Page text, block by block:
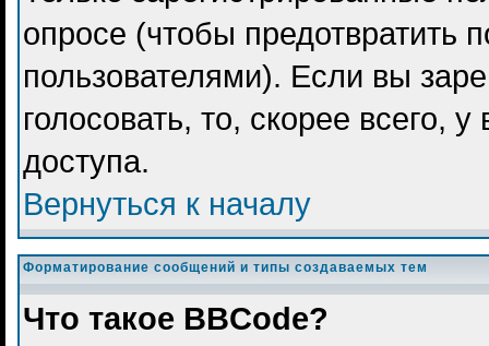
опросе (чтобы предотвратить
пользователями). Если вы
голосовать, то, скорее всего,
доступа.
Вернуться к началу
Форматирование сообщений и типы создаваемых тем
Что такое BBCode?